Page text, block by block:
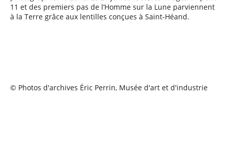
11 et des premiers pas de l’Homme sur la Lune parviennent
à la Terre grâce aux lentilles conçues à Saint-Héand.
© Photos d'archives Éric Perrin, Musée d'art et d'industrie